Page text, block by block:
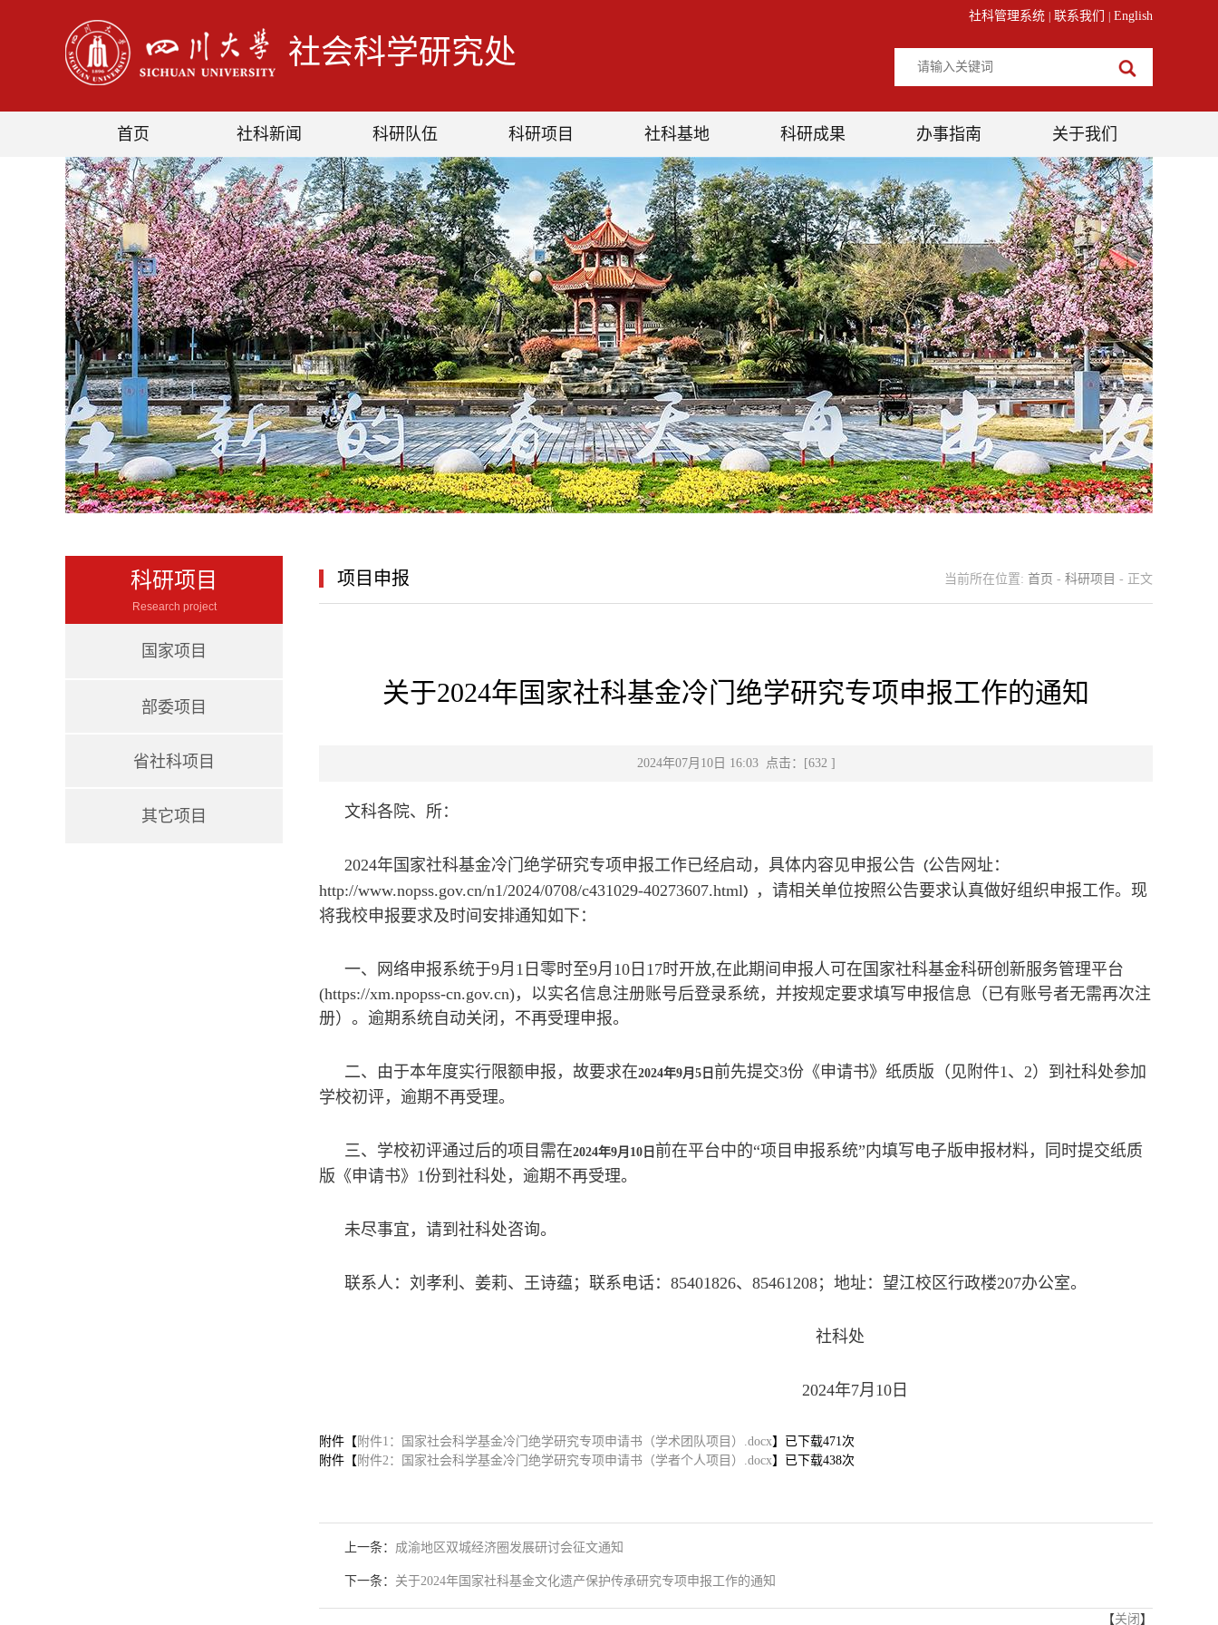
社会科学研究处
社科管理系统 联系我们 English
首页 社科新闻 科研队伍 科研项目 社科基地 科研成果 办事指南 关于我们
科研项目
Research project
国家项目
部委项目
省社科项目
其它项目
项目申报 当前所在位置: 首页 - 科研项目 - 正文
关于2024年国家社科基金冷门绝学研究专项申报工作的通知
2024年07月10日 16:03 点击：[632 ]
文科各院、所：
2024年国家社科基金冷门绝学研究专项申报工作已经启动，具体内容见申报公告 （公告网址：
http://www.nopss.gov.cn/n1/2024/0708/c431029-40273607.html）
，请相关单位按照公告要求认真做好组织申报工作。现
将我校申报要求及时间安排通知如下：
一、网络申报系统于9月1日零时至9月10日17时开放,在此期间申报人可在国家社科基金科研创新服务管理平台
(https://xm.npopss-cn.gov.cn)，以实名信息注册账号后登录系统，并按规定要求填写申报信息（已有账号者无需再次注
册）。逾期系统自动关闭，不再受理申报。
二、由于本年度实行限额申报，故要求在2024年9月 5 日 前先提交3份《申请书》纸质版（见附件1、2）到社科处参加
学校初评，逾期不再受理。
三、学校初评通过后的项目需在2024年9月 10 日 前在平台中的“项目申报系统”内填写电子版申报材料，同时提交纸质
版《申请书》1份到社科处，逾期不再受理。
未尽事宜，请到社科处咨询。
联系人：刘孝利、姜莉、王诗蕴；联系电话：85401826、85461208；地址：望江校区行政楼207办公室。
社科处
2024年7月10日
附件【 附件1：国家社会科学基金冷门绝学研究专项申请书（学术团队项目）.docx】已下载471次
附件【 附件2：国家社会科学基金冷门绝学研究专项申请书（学者个人项目）.docx】已下载438次
上一条： 成渝地区双城经济圈发展研讨会征文通知
下一条： 关于2024年国家社科基金文化遗产保护传承研究专项申报工作的通知
【关闭 】